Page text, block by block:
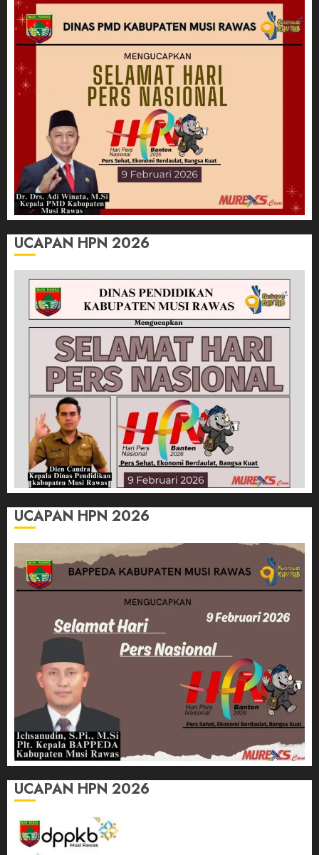
UCAPAN HPN 2026
UCAPAN HPN 2026
UCAPAN HPN 2026